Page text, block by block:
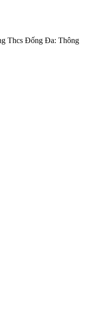
Thcs Đống Đa: Thông